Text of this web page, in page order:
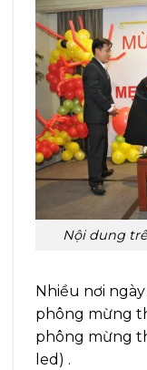
Nội dung
Nhiều nơi
phông mừng
phông mừng
led) .